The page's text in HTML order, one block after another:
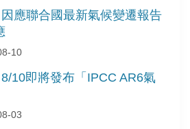
應聯合國最新氣候變遷報告
10
10即將發布「IPCC AR6氣
03